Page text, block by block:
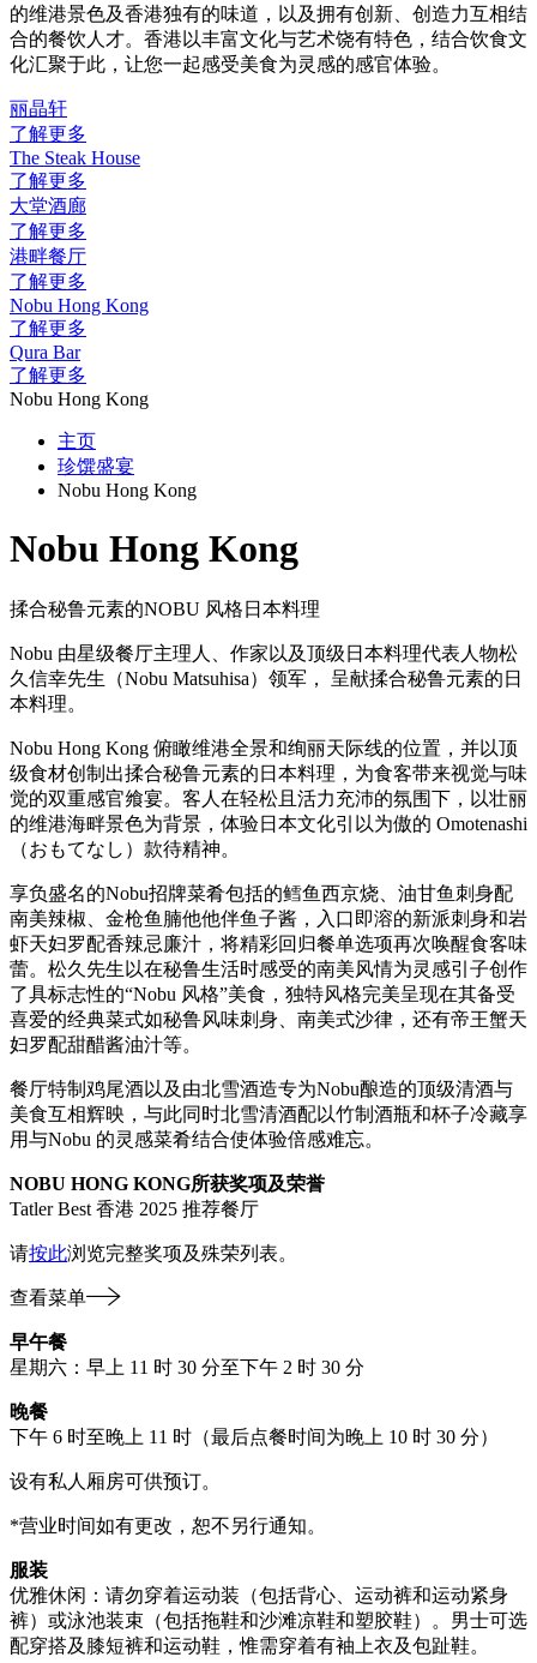
的维港景色及香港独有的味道，以及拥有创新、创造力互相结
合的餐饮人才。香港以丰富文化与艺术饶有特色，结合饮食文
化汇聚于此，让您一起感受美食为灵感的感官体验。
丽晶轩
了解更多
The Steak House
了解更多
大堂酒廊
了解更多
港畔餐厅
了解更多
Nobu Hong Kong
了解更多
Qura Bar
了解更多
Nobu Hong Kong
主页
珍馔盛宴
Nobu Hong Kong
Nobu Hong Kong
揉合秘鲁元素的NOBU 风格日本料理
Nobu 由星级餐厅主理人、作家以及顶级日本料理代表人物松
久信幸先生（Nobu Matsuhisa）领军， 呈献揉合秘鲁元素的日
本料理。
Nobu Hong Kong 俯瞰维港全景和绚丽天际线的位置，并以顶
级食材创制出揉合秘鲁元素的日本料理，为食客带来视觉与味
觉的双重感官飨宴。客人在轻松且活力充沛的氛围下，以壮丽
的维港海畔景色为背景，体验日本文化引以为傲的 Omotenashi
（おもてなし）款待精神。
享负盛名的Nobu招牌菜肴包括的鳕鱼西京烧、油甘鱼刺身配
南美辣椒、金枪鱼腩他他伴鱼子酱，入口即溶的新派刺身和岩
虾天妇罗配香辣忌廉汁，将精彩回归餐单选项再次唤醒食客味
蕾。松久先生以在秘鲁生活时感受的南美风情为灵感引子创作
了具标志性的“Nobu 风格”美食，独特风格完美呈现在其备受
喜爱的经典菜式如秘鲁风味刺身、南美式沙律，还有帝王蟹天
妇罗配甜醋酱油汁等。
餐厅特制鸡尾酒以及由北雪酒造专为Nobu酿造的顶级清酒与
美食互相辉映，与此同时北雪清酒配以竹制酒瓶和杯子冷藏享
用与Nobu 的灵感菜肴结合使体验倍感难忘。
NOBU HONG KONG所获奖项及荣誉
Tatler Best 香港 2025 推荐餐厅
请按此浏览完整奖项及殊荣列表。
查看菜单
早午餐
星期六：早上 11 时 30 分至下午 2 时 30 分
晚餐
下午 6 时至晚上 11 时（最后点餐时间为晚上 10 时 30 分）
设有私人厢房可供预订。
*营业时间如有更改，恕不另行通知。
服装
优雅休闲：请勿穿着运动装（包括背心、运动裤和运动紧身
裤）或泳池装束（包括拖鞋和沙滩凉鞋和塑胶鞋）。男士可选
配穿搭及膝短裤和运动鞋，惟需穿着有袖上衣及包趾鞋。